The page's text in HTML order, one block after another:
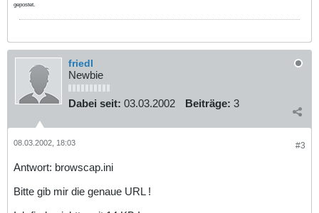
gepostet.
friedl
Newbie
Dabei seit: 03.03.2002 Beiträge: 3
#3
08.03.2002, 18:03
Antwort: browscap.ini
Bitte gib mir die genaue URL !